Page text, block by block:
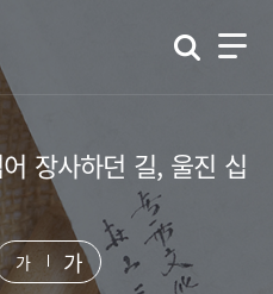
장사하던 길, 울진 십
가 가